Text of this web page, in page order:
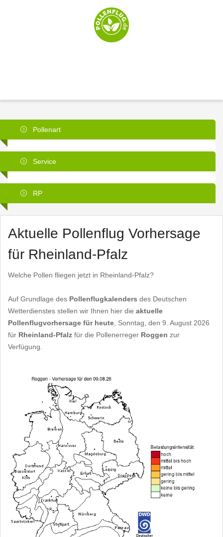
Pollenart
Service
RP
Aktuelle Pollenflug Vorhersage
für Rheinland-Pfalz
Welche Pollen fliegen jetzt in Rheinland-Pfalz?
Auf Grundlage des Pollenflugkalenders des Deutschen
Wetterdienstes stellen wir Ihnen hier die aktuelle
Pollenflugvorhersage für heute , Sonntag, den 9. August 2026
für Rheinland-Pfalz für die Pollenerreger Roggen zur
Verfügung.